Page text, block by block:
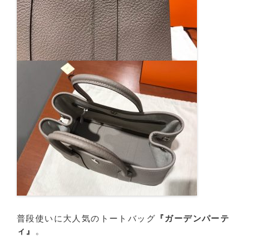
普段使いに大人気のトートバッグ 『ガーデンパーテ
ィ』
。